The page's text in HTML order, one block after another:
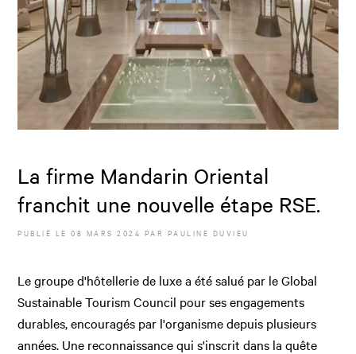
La firme Mandarin Oriental
franchit une nouvelle étape RSE.
PUBLIÉ LE08 MARS 2024 PAR PAULINE DUVIEU
Le groupe d'hôtellerie de luxe a été salué par le Global
Sustainable Tourism Council pour ses engagements
durables, encouragés par l'organisme depuis plusieurs
années. Une reconnaissance qui s'inscrit dans la quête